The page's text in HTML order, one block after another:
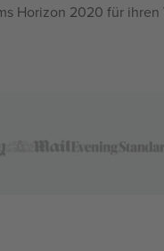
Horizon 2020 für ihren